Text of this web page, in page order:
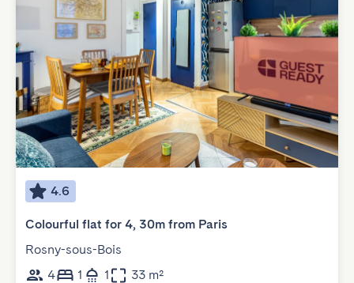
4.6
Colourful flat for 4, 30m from Paris
Rosny-sous-Bois
4
1 1 33 m²